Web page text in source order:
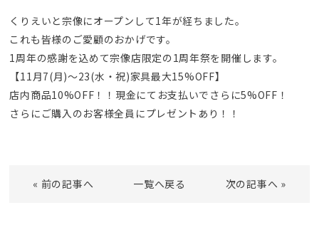
くりえいと宗像にオープンして1年が経ちました。
これも皆様のご愛顧のおかげです。
1周年の感謝を込めて宗像店限定の1周年祭を開催します。
【11月7(月)～23(水・祝)家具最大15%OFF】
店内商品10%OFF！！現金にてお支払いでさらに5%OFF！
さらにご購入のお客様全員にプレゼントあり！！
« 前の記事へ 一覧へ戻る 次の記事へ »